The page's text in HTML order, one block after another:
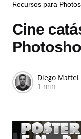
Recursos para
Cine
Diego Mattei
1 min